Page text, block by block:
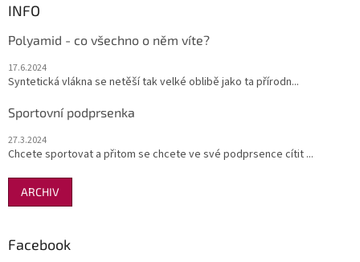
INFO
Polyamid - co všechno o něm víte?
17.6.2024
Syntetická vlákna se netěší tak velké oblibě jako ta přírodn...
Sportovní podprsenka
27.3.2024
Chcete sportovat a přitom se chcete ve své podprsence cítit ...
ARCHIV
Facebook